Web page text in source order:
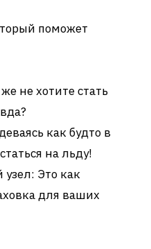
поможет
не хотите стать
как будто в
на льду!
Это как
для ваших